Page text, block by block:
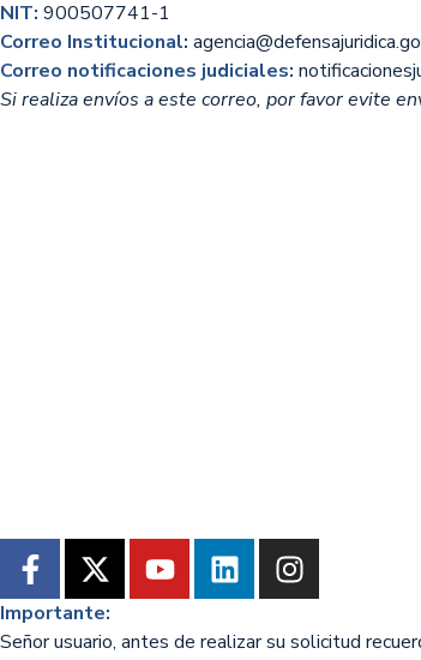
NIT: 900507741-1
Correo Institucional:
Correo notificaciones judiciales:
Si realiza envíos a este correo, por favor evite
Importante:
Señor usuario, antes de realizar su solicitud